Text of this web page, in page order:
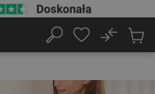
Szukaj
No